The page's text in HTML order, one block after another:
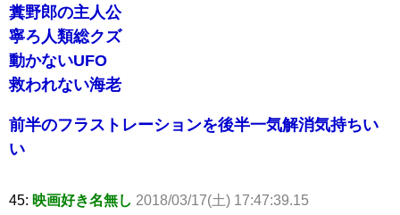
糞野郎の主人公
寧ろ人類総クズ
動かないUFO
救われない海老
前半のフラストレーションを後半一気解消気持ちい
い
45: 映画好き名無し 2018/03/17(土) 17:47:39.15